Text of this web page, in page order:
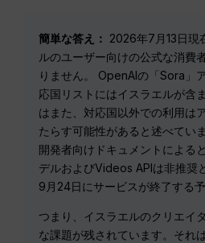
簡単な答え： 2026年7月13日現
ルのユーザー向けの公式な消費
りません。 OpenAIの「Sora」
応国リストにはイスラエルが含
はまた、対応国以外での利用は
たらす可能性があると述べてい
開発者向けドキュメントによる
デルおよびVideos APIは非推奨
9月24日にサービスが終了する
つまり、イスラエルのクリエイ
な課題が残されています。それ